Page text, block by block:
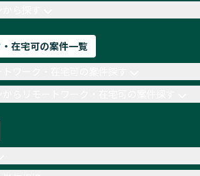
ら探す
在宅可の案件一覧
らリモートワーク・在宅可の案件探す